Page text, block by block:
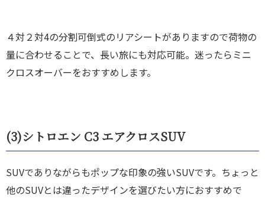
４対２対4の分割可倒式のリアシートがありますので荷物の
量に合わせることで、長い旅にも対応可能。迷ったらミニ
クロスオーバーをおすすめします。
(3)シトロエン C3 エアクロスSUV
SUVでありながらもポップな印象の強いSUVです。ちょっと
他のSUVとは違ったデザインを選びたい方におすすめで